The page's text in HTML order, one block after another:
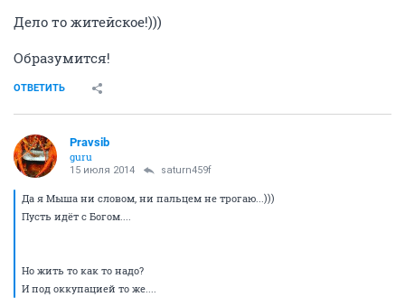
Дело то житейское!)))
Образумится!
ОТВЕТИТЬ
Pravsib
guru
15 июля 2014 saturn459f
Да я Мыша ни словом, ни пальцем не трогаю...)))
Пусть идёт с Богом....
Но жить то как то надо?
И под оккупацией то же....